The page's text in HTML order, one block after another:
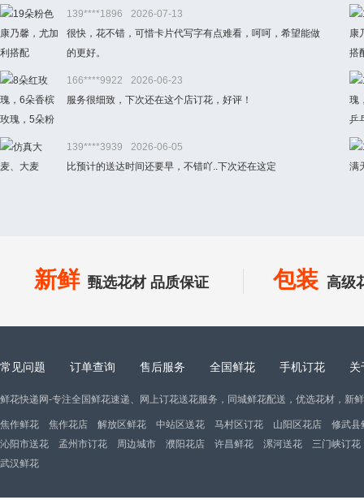
139****1896
2026-07-13
很快，花不错，可惜卡片代写字有点难看，呵呵，希望能做
的更好。
166****9922
2026-06-23
服务很细致，下次还在这个店订花，好评！
139****3939
2026-06-05
比预计的送达时间还要早，不错吖..下次还在这定
新鲜 甄选花材 品质保证 包装 高级
常见问题 订单查询 售后服务 全国鲜花 手机订花 关
鲜花快递网-专注全国鲜花速递、网上订花送花服务，同城鲜花配送，优选花材，新
焦作鲜花 焦作花店 解放区鲜花 中站区送花 马村区订花 山阳区花店
修武县
沁阳市送花
孟州市订花 周边城市 濮阳花店 许昌鲜花 漯河送花
三门峡订花
武汉鲜花